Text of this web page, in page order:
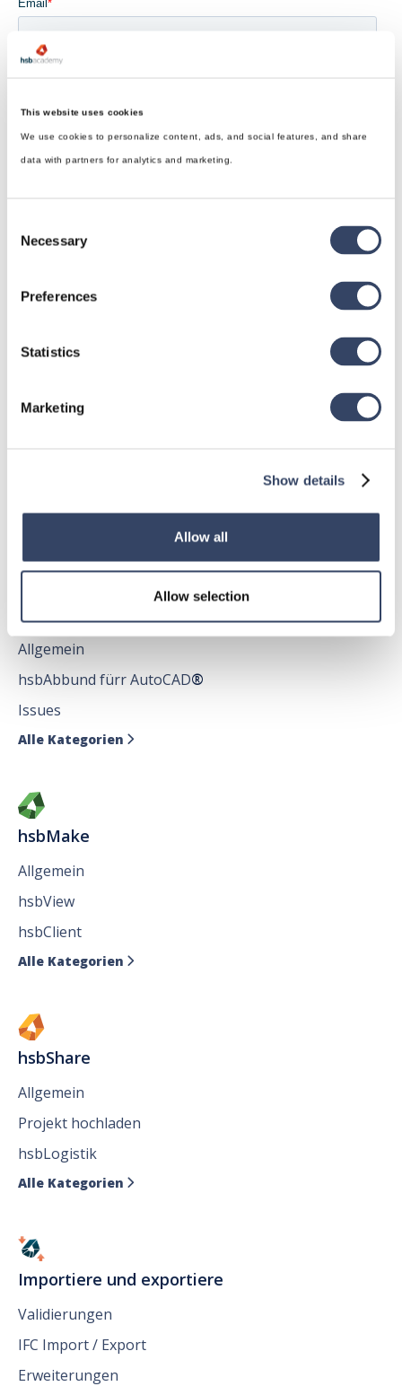
This website uses cookies
We use cookies to personalize content, ads, and social features, and share
data with partners for analytics and marketing.
Selection
Necessary
Preferences
Statistics
Marketing
Show details
Allow all
Allow selection
Alle Kategorien
hsbDesign für AutoCAD®
Allgemein
hsbAbbund fürr AutoCAD®
Issues
Alle Kategorien 
hsbMake
Allgemein
hsbView
hsbClient
Alle Kategorien 
hsbShare
Allgemein
Projekt hochladen
hsbLogistik
Alle Kategorien 
Importiere und exportiere
Validierungen
IFC Import / Export
Erweiterungen